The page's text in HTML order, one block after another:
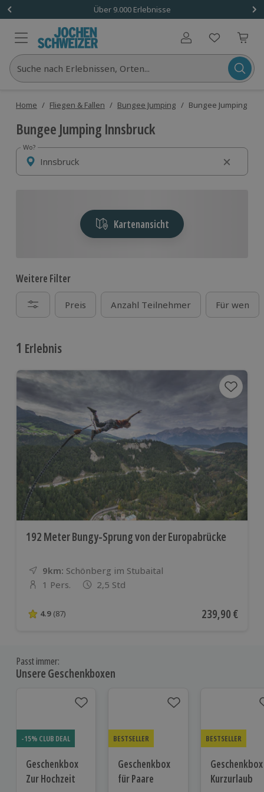
Über 9.000 Erlebnisse
Benutzerkonto
Suche nach Erlebnissen, Orten...
Home / Fliegen & Fallen / Bungee Jumping / Bungee Jumping
Bungee Jumping Innsbruck
Wo?
Wo?
Kartenansicht
Weitere Filter
Preis Anzahl Teilnehmer Für wen
1 Erlebnis
192 Meter Bungy-Sprung von der Europabrücke
9km: Entfernung
Standort
Schönberg im Stubaital
Anzahl der Teilnehmer
1 Pers. 2,5 Std
4.9 von 5 Sternen basierend auf 87 Bewertungen
4.9 (87) Aktueller Preis
239,90 €
Passt immer:
Unsere Geschenkboxen
-15% CLUB DEAL
Geschenkbox
Zur Hochzeit
BESTSELLER
Geschenkbox
für Paare
BESTSELLER
Geschenkbox
Kurzurlaub